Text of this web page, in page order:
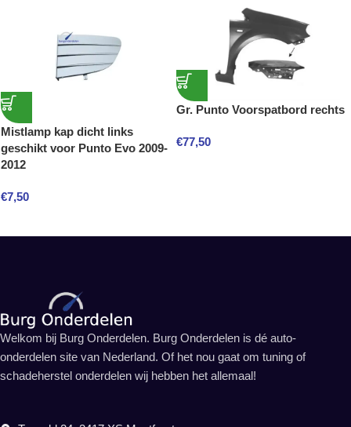
Mistlamp kap dicht links
geschikt voor Punto Evo 2009-
2012
€7,50
Gr. Punto Voorspatbord rechts
€77,50
Welkom bij Burg Onderdelen. Burg Onderdelen is dé auto-
onderdelen site van Nederland. Of het nou gaat om tuning of
schadeherstel onderdelen wij hebben het allemaal!